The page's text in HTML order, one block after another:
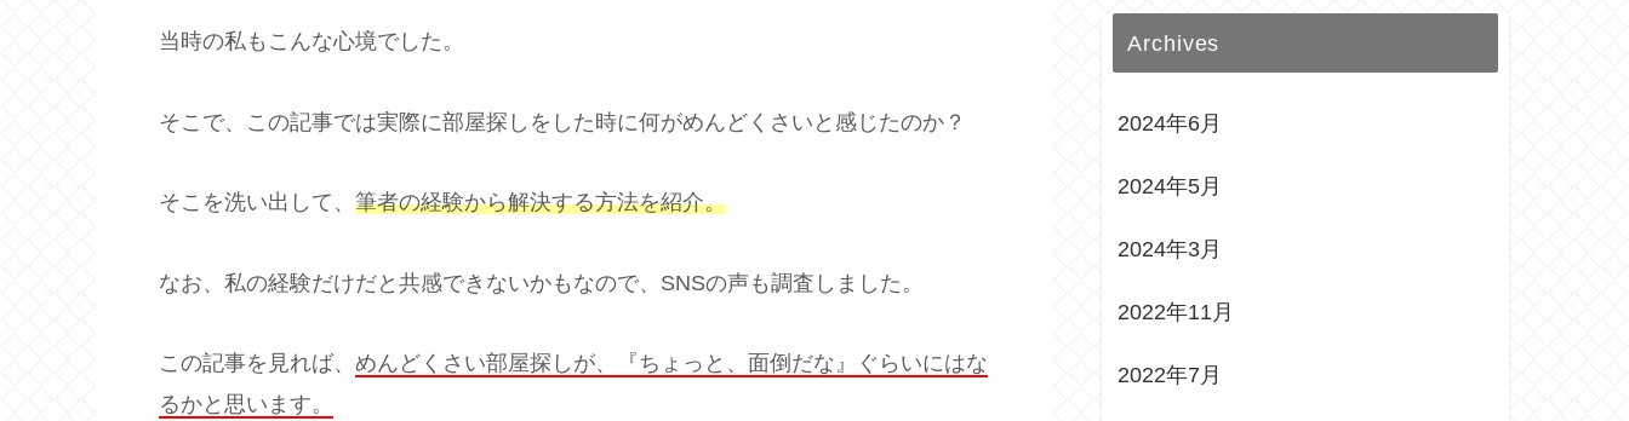
当時の私もこんな心境でした。
そこで、この記事では実際に部屋探しをした時に何がめんどくさいと感じたのか？
そこを洗い出して、 筆者の経験から解決する方法を紹介。
なお、私の経験だけだと共感できないかもなので、SNSの声も調査しました。
この記事を見れば、 めんどくさい部屋探しが、『ちょっと、面倒だな』ぐらいにはな
るかと思います。
Archives
2024年6月
2024年5月
2024年3月
2022年11月
2022年7月